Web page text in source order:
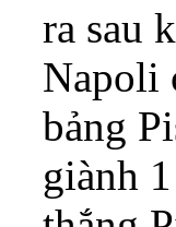
ra sau
Napoli
bảng
giành